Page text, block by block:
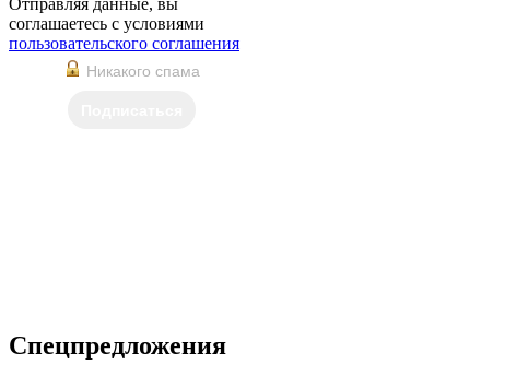
Отправляя данные, вы
соглашаетесь с условиями
пользовательского соглашения
Никакого спама
Спецпредложения